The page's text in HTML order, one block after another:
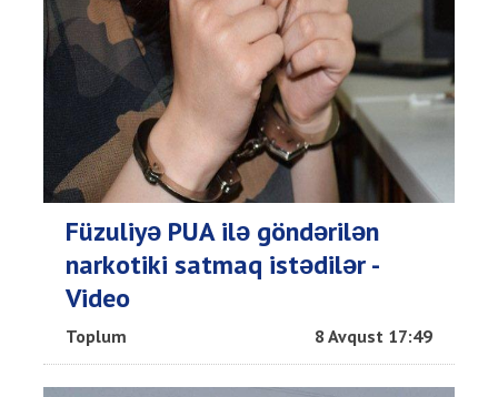
Füzuliyə PUA ilə göndərilən
narkotiki satmaq istədilər -
Video
Toplum 8 Avqust 17:49